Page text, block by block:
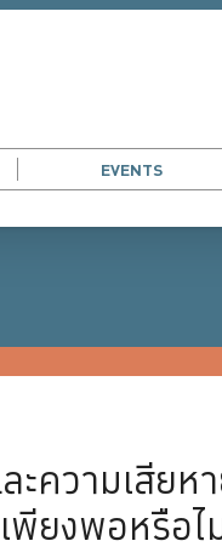
EVENTS
ะความเสีย
พียงพอหรือไ